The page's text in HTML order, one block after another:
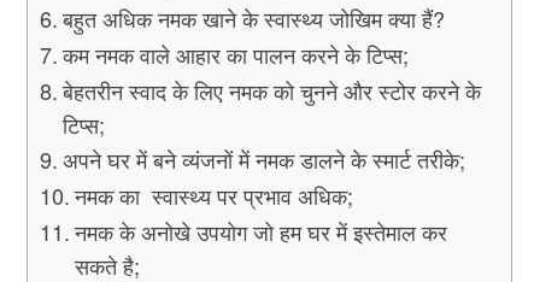
बहुत अधिक नमक खाने के स्वास्थ्य जोखिम क्या हैं?
कम नमक वाले आहार का पालन करने के टिप्स;
बेहतरीन स्वाद के लिए नमक को चुनने और स्टोर करने के
टिप्स;
अपने घर में बने व्यंजनों में नमक डालने के स्मार्ट तरीके;
नमक का स्वास्थ्य पर प्रभाव अधिक;
नमक के अनोखे उपयोग जो हम घर में इस्तेमाल कर
सकते है;